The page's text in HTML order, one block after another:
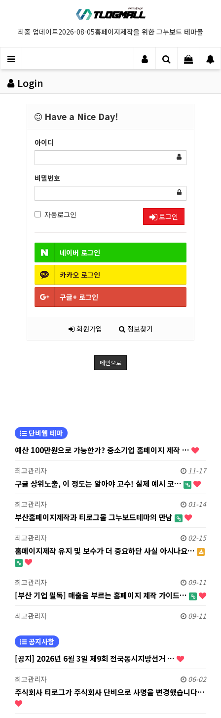
최종 업데이트2026-08-05홈페이지제작을 위한 그누보드 테마몰
Login
Have a Nice Day!
아이디
비밀번호
자동로그인 로그인
네이버 로그인
카카오 로그인
구글+ 로그인
회원가입 정보찾기
메인으로
단비웹 테마
예산 100만원으로 가능한가? 중소기업 홈페이지 제작 …
최고관리자 11-17
구글 상위노출, 이 정도는 알아야 고수! 실제 예시 코…
최고관리자 01-14
부산홈페이지제작과 티로그몰 그누보드테마의 만남
최고관리자 02-15
홈페이지제작 유지 및 보수가 더 중요하단 사실 아시나요…
최고관리자 09-11
[부산 기업 필독] 매출을 부르는 홈페이지 제작 가이드…
최고관리자 09-11
공지사항
[공지] 2026년 6월 3일 제9회 전국동시지방선거 …
최고관리자 06-02
주식회사 티로그가 주식회사 단비으로 사명을 변경했습니다…